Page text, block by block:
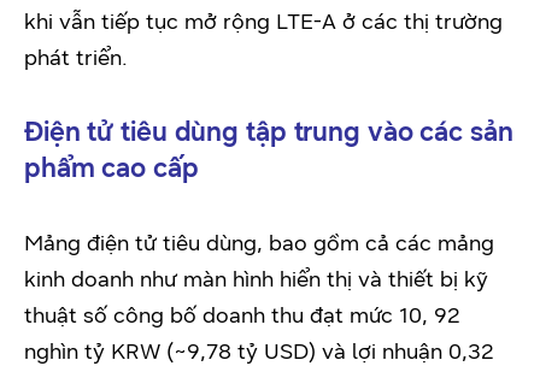
khi vẫn tiếp tục mở rộng LTE-A ở các thị trường
phát triển.
Điện tử tiêu dùng tập trung vào các sản
phẩm cao cấp
Mảng điện tử tiêu dùng, bao gồm cả các mảng
kinh doanh như màn hình hiển thị và thiết bị kỹ
thuật số công bố doanh thu đạt mức 10, 92
nghìn tỷ KRW (~9,78 tỷ USD) và lợi nhuận 0,32